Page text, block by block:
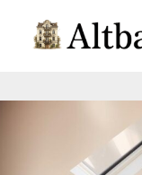
Inhalt